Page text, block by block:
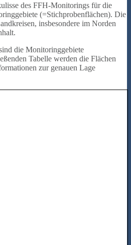
des FFH-Monitorings für die
(=Stichprobenflächen). Die
insbesondere im Norden
die Monitoringgebiete
Tabelle werden die Flächen
zur genauen Lage